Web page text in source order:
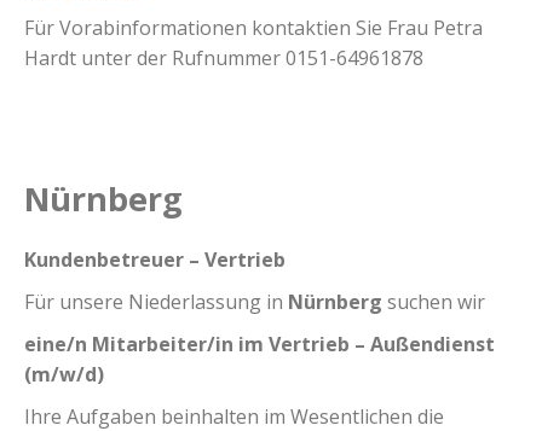
Für Vorabinformationen kontaktien Sie Frau Petra
Hardt unter der Rufnummer 0151-64961878
Nürnberg
Kundenbetreuer – Vertrieb
Für unsere Niederlassung in Nürnberg suchen wir
eine/n Mitarbeiter/in im Vertrieb – Außendienst
(m/w/d)
Ihre Aufgaben beinhalten im Wesentlichen die